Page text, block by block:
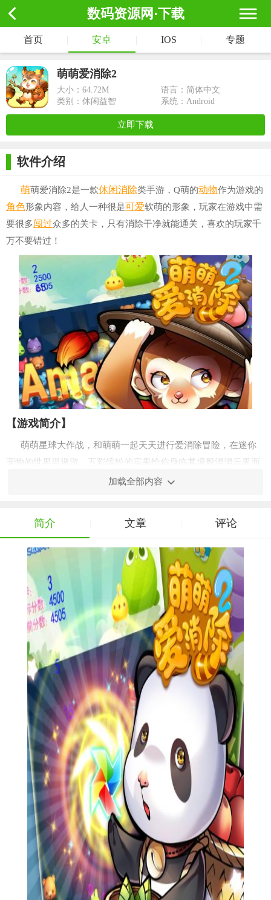
数码资源网·下载
首页 安卓 IOS 专题
萌萌爱消除2
大小： 64.72M
语言：简体中文
类别：休闲益智
系统：Android
立即下载
软件介绍
萌萌爱消除2是一款休闲消除类手游，Q萌的动物作为游戏的
角色形象内容，给人一种很是可爱软萌的形象，玩家在游戏中需
要很多闯过众多的关卡，只有消除干净就能通关，喜欢的玩家千
万不要错过！
【游戏简介】
萌萌星球大作战，和萌萌一起天天进行爱消除冒险，在迷你
宠物的世界里遨游，五彩缤纷的宾果给你身临其境般消消乐界面
游戏体验，上百个关卡让开心的你在消消乐中有着前所未有的体
【游戏玩法】
1.【可爱萌萌哒的宠物】
游戏中的宠物各具特色，天然呆、萌萌哒、卡哇伊应有尽
有，搭配特有的装备换装系统，同一只宠物也能穿出五花八门的
可爱造型，发挥你的想象力快去给宠物们造型去吧！
2.【丰富多样的关卡】
探险模式关卡，关卡变化多端，不但要眼疾手快还要讲究消
除策略，绝对烧脑益智；闯关模式关卡，BOSS守护着宝藏，会时
不时的给你造成消除干扰，快准狠的消除方式加上强大的宠物和
装备才有机会击败BOSS获取宝藏。
【游戏特色】
1.一款以Q萌动物为主题的休闲消除手游，游戏中玩家需要和
萌萌的星球进行一次大决战，将彩色的宾果消除干净就可通关成
2.丰富的关卡设计，明亮的画风体验，让你在消消乐的道路上
永不止步，华丽的特效消除，让你的消除之旅变得精彩。
3.游戏的画面精美，色彩艳丽，在消除得分时画面更是炫丽好
看，让玩家有一种自豪和成就之感。
【游戏特色】
加载全部内容
简介 文章 评论